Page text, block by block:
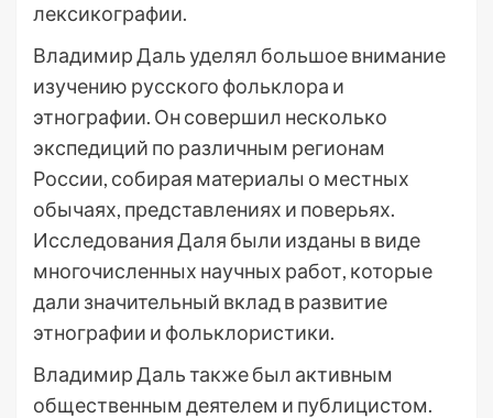
лексикографии.
Владимир Даль уделял большое внимание
изучению русского фольклора и
этнографии. Он совершил несколько
экспедиций по различным регионам
России, собирая материалы о местных
обычаях, представлениях и поверьях.
Исследования Даля были изданы в виде
многочисленных научных работ, которые
дали значительный вклад в развитие
этнографии и фольклористики.
Владимир Даль также был активным
общественным деятелем и публицистом.